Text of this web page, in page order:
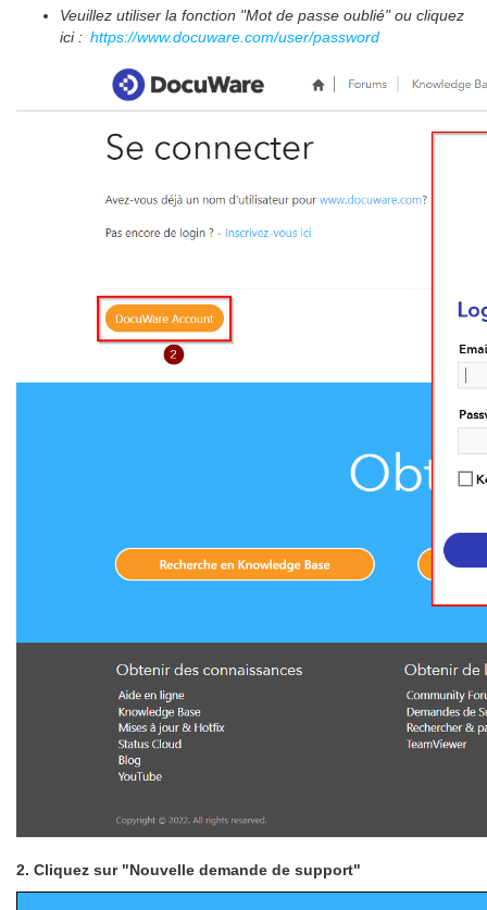
Veuillez utiliser la fonction "Mot de passe oublié" ou cliquez
ici : https://www.docuware.com/user/password
2. Cliquez sur "Nouvelle demande de support"